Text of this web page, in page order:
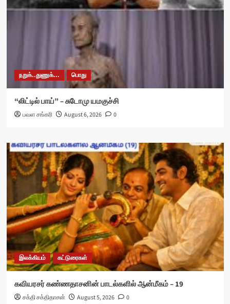
நறுக்..துணுக்... பொது
“லிட்டில் பாய்” – சுடோமு யமகுச்சி
பவள சங்கரி August 6, 2026 0
இலக்கியம் கட்டுரைகள்
கவியரசர் கண்ணதாசனின் பாடல்களில் ஆன்மீகம் – 19
சக்தி சக்திதாசன் August 5, 2026 0